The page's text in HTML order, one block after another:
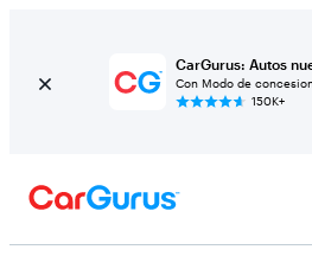
CarGurus: Autos
Con Modo de
150K+